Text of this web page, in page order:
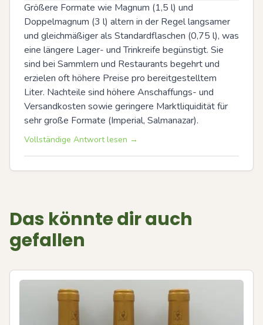
Größere Formate wie Magnum (1,5 l) und
Doppelmagnum (3 l) altern in der Regel langsamer
und gleichmäßiger als Standardflaschen (0,75 l), was
eine längere Lager- und Trinkreife begünstigt. Sie
sind bei Sammlern und Restaurants begehrt und
erzielen oft höhere Preise pro bereitgestelltem
Liter. Nachteile sind höhere Anschaffungs- und
Versandkosten sowie geringere Marktliquidität für
sehr große Formate (Imperial, Salmanazar).
Vollständige Antwort lesen →
Das könnte dir auch
gefallen